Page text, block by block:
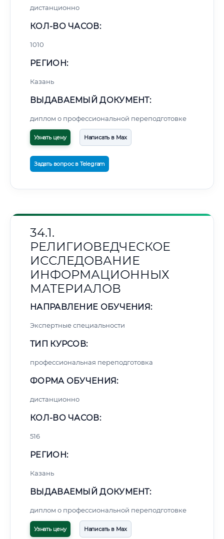
дистанционно
КОЛ-ВО ЧАСОВ:
1010
РЕГИОН:
Казань
ВЫДАВАЕМЫЙ ДОКУМЕНТ:
диплом о профессиональной переподготовке
Узнать цену Написать в Max
Задать вопрос в Telegram
34.1.
РЕЛИГИОВЕДЧЕСКОЕ
ИССЛЕДОВАНИЕ
ИНФОРМАЦИОННЫХ
МАТЕРИАЛОВ
НАПРАВЛЕНИЕ ОБУЧЕНИЯ:
Экспертные специальности
ТИП КУРСОВ:
профессиональная переподготовка
ФОРМА ОБУЧЕНИЯ:
дистанционно
КОЛ-ВО ЧАСОВ:
516
РЕГИОН:
Казань
ВЫДАВАЕМЫЙ ДОКУМЕНТ:
диплом о профессиональной переподготовке
Узнать цену Написать в Max